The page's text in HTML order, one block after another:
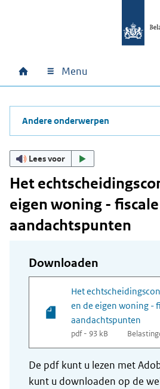
Hoofdnavigatie
Home Menu
Andere onderwerpen
Lees voor
Het
eigen woning - fiscale
aandachtspunten
Downloaden
Het
en de eigen woning -
aandachtspunten
pdf - 93 kB
De pdf kunt u lezen met
kunt u downloaden op de